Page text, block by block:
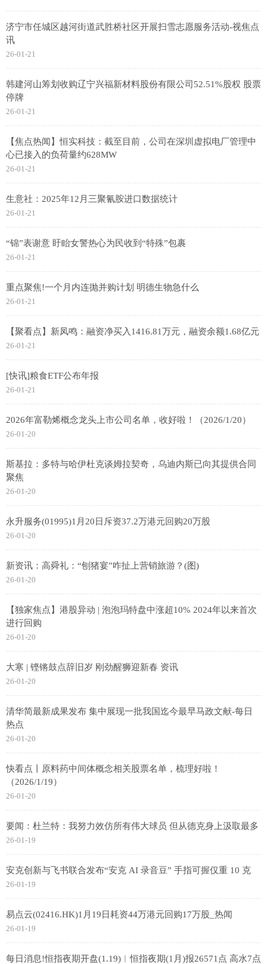
济宁市任城区越河街道武胜桥社区开展扫雪志愿服务活动-视焦点
讯
26-01-21
韩建河山筹划收购辽宁兴福新材料股份有限公司52.51%股权 股票
停牌
26-01-21
【焦点热闻】恒实科技：截至目前，公司在深圳虚拟电厂管理中
心已接入的负荷量约628MW
26-01-21
生意社：2025年12月三聚氰胺进口数据统计
26-01-21
“锦”表谢意 盱眙女警热心为民收到“特殊”包裹
26-01-21
重点聚焦!一个月内连抛并购计划 明德生物急什么
26-01-21
【聚看点】新凤鸣：融资净买入1416.81万元，融资余额1.68亿元
26-01-21
[快讯]粮食ETF公布年报
26-01-21
2026年富勒烯概念龙头上市公司名单，收好啦！（2026/1/20）
26-01-20
斯基拉：多特与哈伊杜克谈姆拉契奇，乌迪内斯已向其提供合同
聚焦
26-01-20
永升服务(01995)1月20日斥资37.2万港元回购20万股
26-01-20
新资讯：高舜礼：“刨猪宴”咋扯上营销旅游？(图)
26-01-20
【独家焦点】港股异动 | 泡泡玛特盘中涨超10% 2024年以来首次
进行回购
26-01-20
大寒 | 铿锵鼓点辞旧岁 刚劲醒狮迎新春 资讯
26-01-20
清华简最新成果发布 集中展现一批我国迄今最早马政文献-每日
热点
26-01-20
快看点丨原料药中间体概念相关股票名单，梳理好啦！
（2026/1/19）
26-01-20
要闻：杜兰特：我努力效仿所有伟大球员 但从德克身上汲取最多
26-01-19
安克创新与飞书联合发布“安克 AI 录音豆” 手指可握仅重 10 克
26-01-19
易点云(02416.HK)1月19日耗资44万港元回购17万股_热闻
26-01-19
每日消息!恒指夜期开盘(1.19)︱恒指夜期(1月)报26571点 高水7点